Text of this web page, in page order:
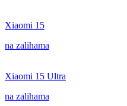
Xiaomi 15
na zalihama
Xiaomi 15 Ultra
na zalihama